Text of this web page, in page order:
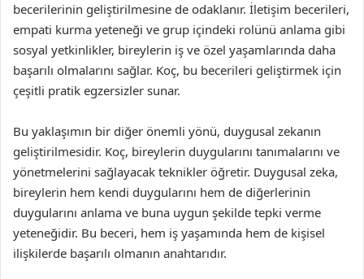
becerilerinin geliştirilmesine de odaklanır. İletişim becerileri,
empati kurma yeteneği ve grup içindeki rolünü anlama gibi
sosyal yetkinlikler, bireylerin iş ve özel yaşamlarında daha
başarılı olmalarını sağlar. Koç, bu becerileri geliştirmek için
çeşitli pratik egzersizler sunar.
Bu yaklaşımın bir diğer önemli yönü, duygusal zekanın
geliştirilmesidir. Koç, bireylerin duygularını tanımalarını ve
yönetmelerini sağlayacak teknikler öğretir. Duygusal zeka,
bireylerin hem kendi duygularını hem de diğerlerinin
duygularını anlama ve buna uygun şekilde tepki verme
yeteneğidir. Bu beceri, hem iş yaşamında hem de kişisel
ilişkilerde başarılı olmanın anahtarıdır.